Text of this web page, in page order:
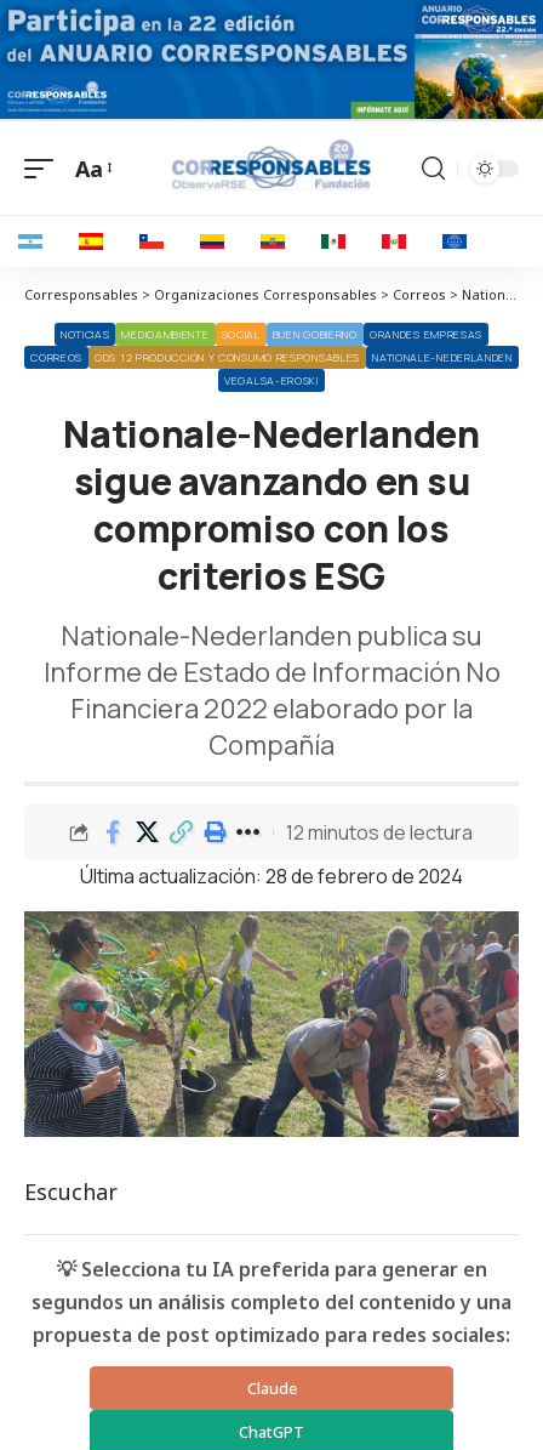
Aa
Corresponsables > Organizaciones Corresponsables > Correos > Nationale-Nederlanden sigue avanzando en su compromiso con los criterios ESG
NOTICIAS MEDIOAMBIENTE SOCIAL BUEN GOBIERNO
GRANDES EMPRESAS
CORREOS
ODS 12 PRODUCCIÓN Y CONSUMO RESPONSABLES
NATIONALE-NEDERLANDEN
VEGALSA-EROSKI
Nationale-Nederlanden
sigue avanzando en su
compromiso con los
criterios ESG
Nationale-Nederlanden publica su
Informe de Estado de Información No
Financiera 2022 elaborado por la
Compañía
Última actualización: 28 de febrero de 2024
12 minutos de lectura
Escuchar
💡 Selecciona tu IA preferida para generar en
segundos un análisis completo del contenido y una
propuesta de post optimizado para redes sociales:
Claude
ChatGPT